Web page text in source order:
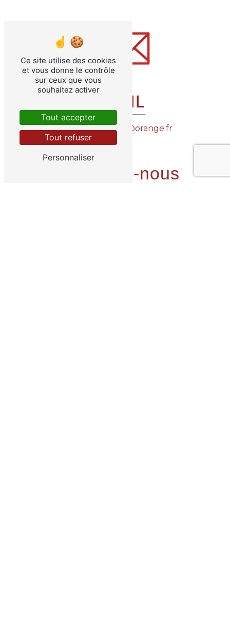
E-MAIL
depannage85.sg@orange.fr
Contactez-nous
Ce site utilise des cookies
et vous donne le contrôle
sur ceux que vous
souhaitez activer
Tout accepter
Tout refuser
Personnaliser